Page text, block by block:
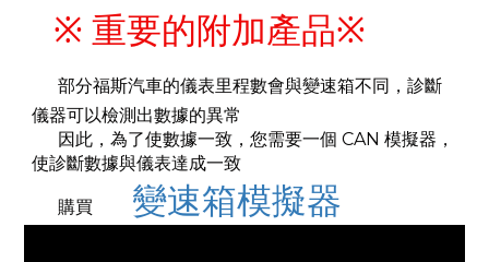
※ 重要的附加產品※
部分福斯汽車的儀表里程數會與變速箱不同，診斷
儀器可以檢測出數據的異常
因此，為了使數據一致，您需要一個 CAN 模擬器，
使診斷數據與儀表達成一致
購買 變速箱模擬器